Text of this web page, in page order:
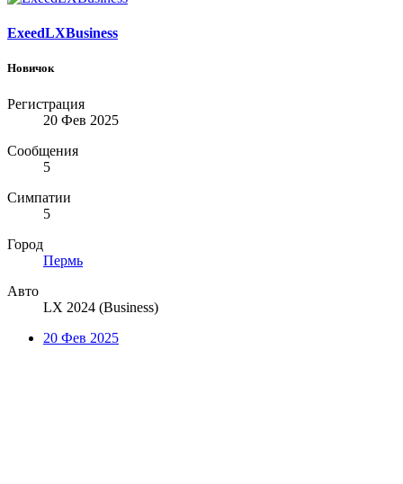
ExeedLXBusiness
Новичок
Регистрация
20 Фев 2025
Сообщения
5
Симпатии
5
Город
Пермь
Авто
LX 2024 (Business)
20 Фев 2025